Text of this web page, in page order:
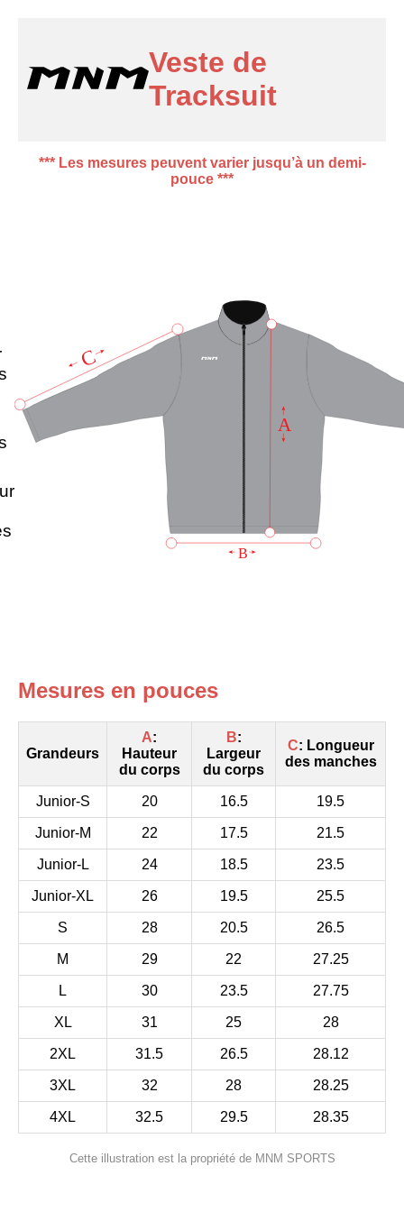
Veste de
Tracksuit
*** Les mesures peuvent varier jusqu’à un demi-
pouce ***
A
B
C
Mesures en pouces
Grandeurs
A:
Hauteur
du corps
B:
Largeur
du corps
C: Longueur
des manches
Junior-S 20 16.5 19.5
Junior-M 22 17.5 21.5
Junior-L 24 18.5 23.5
Junior-XL 26 19.5 25.5
S 28 20.5 26.5
M 29 22 27.25
L 30 23.5 27.75
XL 31 25 28
2XL 31.5 26.5 28.12
3XL 32 28 28.25
4XL 32.5 29.5 28.35
Cette illustration est la propriété de MNM SPORTS